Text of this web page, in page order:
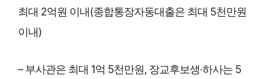
최대 2억원 이내(종합통장자동대출은 최대 5천만원
이내)
– 부사관은 최대 1억 5천만원, 장교후보생·하사는 5